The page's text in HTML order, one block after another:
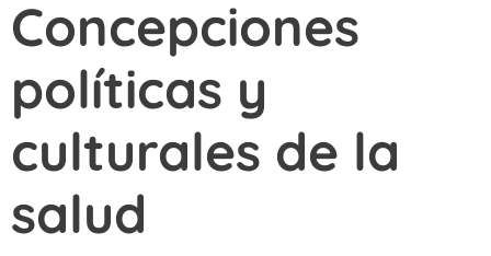
Concepciones
políticas y
culturales de la
salud